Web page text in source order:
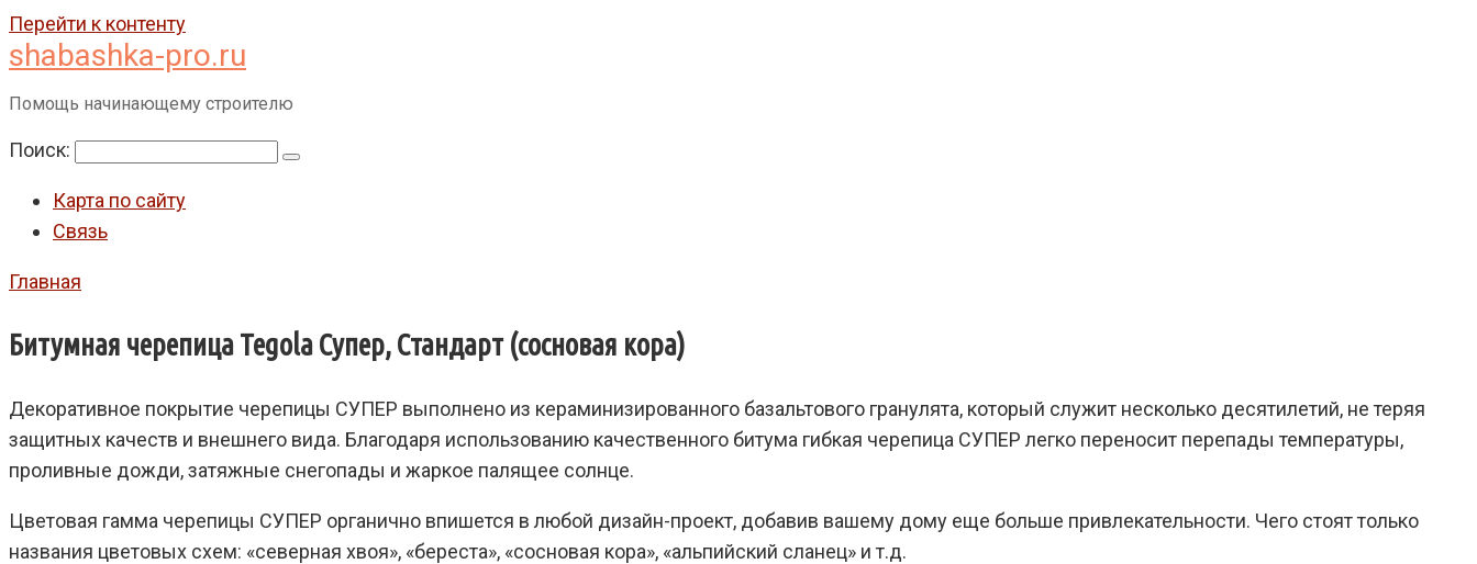
Перейти к контенту
shabashka-pro.ru
Помощь начинающему строителю
Поиск:
Карта по сайту
Связь
Главная
Битумная черепица Tegola Супер, Стандарт (сосновая кора)
Декоративное покрытие черепицы СУПЕР выполнено из кераминизированного базальтового гранулята, который служит несколько десятилетий, не теряя
защитных качеств и внешнего вида. Благодаря использованию качественного битума гибкая черепица СУПЕР легко переносит перепады температуры,
проливные дожди, затяжные снегопады и жаркое палящее солнце.
Цветовая гамма черепицы СУПЕР органично впишется в любой дизайн-проект, добавив вашему дому еще больше привлекательности. Чего стоят только
названия цветовых схем: «северная хвоя», «береста», «сосновая кора», «альпийский сланец» и т.д.